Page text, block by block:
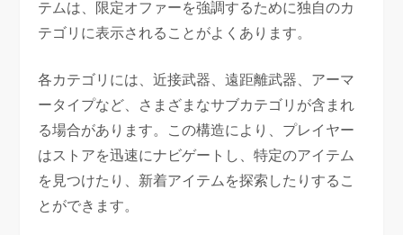
テムは、限定オファーを強調するために独自のカ
テゴリに表示されることがよくあります。
各カテゴリには、近接武器、遠距離武器、アーマ
ータイプなど、さまざまなサブカテゴリが含まれ
る場合があります。この構造により、プレイヤー
はストアを迅速にナビゲートし、特定のアイテム
を見つけたり、新着アイテムを探索したりするこ
とができます。